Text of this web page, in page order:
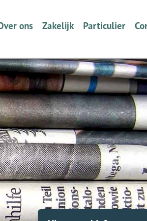
ons
Wie zijn we en wat doen wij?
Volmacht
Zakelijk
Ondernemers
Werkgevers
Collectief Tabak
Schade melden
Particulier
Verzekeren
Dát bedoelen
ontzorgen
Schade melden